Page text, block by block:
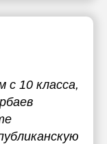
10 класса,